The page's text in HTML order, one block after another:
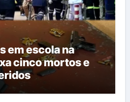
em escola na
cinco mortos e